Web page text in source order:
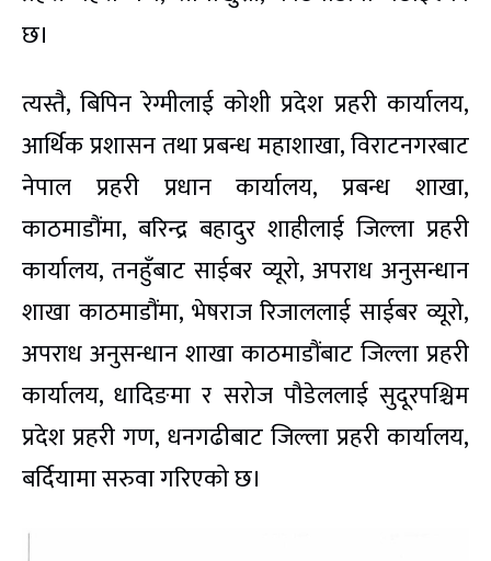
छ।
त्यस्तै, बिपिन रेग्मीलाई कोशी प्रदेश प्रहरी कार्यालय,
आर्थिक प्रशासन तथा प्रबन्ध महाशाखा, विराटनगरबाट
नेपाल प्रहरी प्रधान कार्यालय, प्रबन्ध शाखा,
काठमाडौंमा, बरिन्द्र बहादुर शाहीलाई जिल्ला प्रहरी
कार्यालय, तनहुँबाट साईबर व्यूरो, अपराध अनुसन्धान
शाखा काठमाडौंमा, भेषराज रिजाललाई साईबर व्यूरो,
अपराध अनुसन्धान शाखा काठमाडौंबाट जिल्ला प्रहरी
कार्यालय, धादिङमा र सरोज पौडेललाई सुदूरपश्चिम
प्रदेश प्रहरी गण, धनगढीबाट जिल्ला प्रहरी कार्यालय,
बर्दियामा सरुवा गरिएको छ।